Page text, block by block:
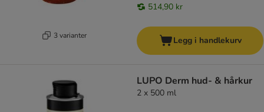
3 varianter
514,90 kr
Legg i handlekurv
LUPO Derm hud- & hårkur
2 x 500 ml